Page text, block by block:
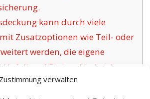
Zustimmung verwalten
kann durch viele
Zusatzoptionen wie Teil- oder
werden, die eigene
Unfall und Diebstahl absichern.
bewährter
für Pulsnitz: